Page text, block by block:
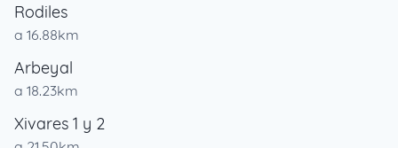
Rodiles
a 16.88km
Arbeyal
a 18.23km
Xivares 1 y 2